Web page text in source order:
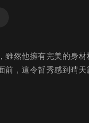
然他擁有完美的身
前，這令哲秀感到晴